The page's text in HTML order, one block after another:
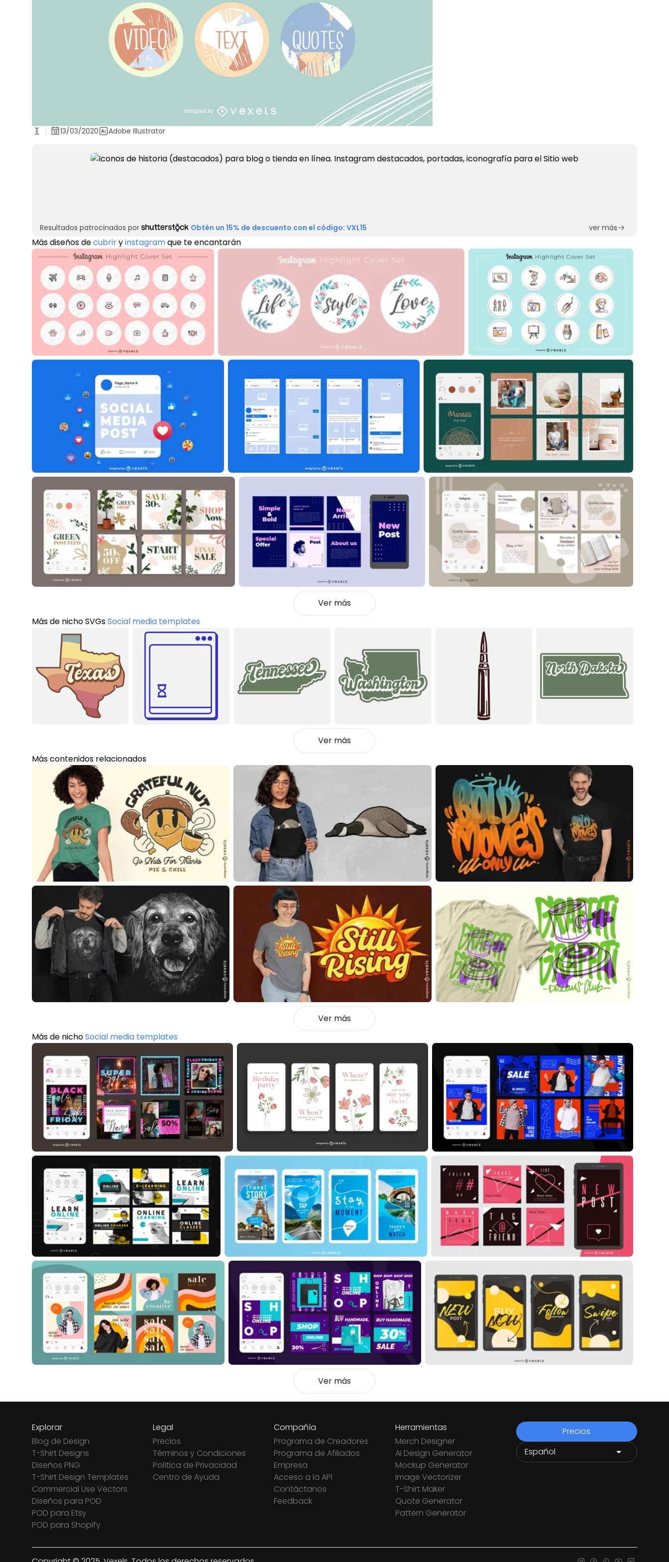
13/03/2020 Adobe Illustrator
Resultados patrocinados por Obtén un 15% de descuento con el código: VXL15 ver más
Más diseños decubriryinstagramque te encantarán
Ver más
Más de nicho SVGsSocial media templates
Ver más
Más contenidos relacionados
Ver más
Más de nichoSocial media templates
Ver más
Explorar
Blog de Design
T-Shirt Designs
Diseños PNG
T-Shirt Design Templates
Commercial Use Vectors
Diseños para POD
POD para Etsy
POD para Shopify
Legal
Precios
Términos y Condiciones
Política de Privacidad
Centro de Ayuda
Compañía
Programa de Creadores
Programa de Afiliados
Empresa
Acceso a la API
Contáctanos
Feedback
Herramientas
Merch Designer
Ai Design Generator
Mockup Generator
Image Vectorizer
T-Shirt Maker
Quote Generator
Pattern Generator
Precios